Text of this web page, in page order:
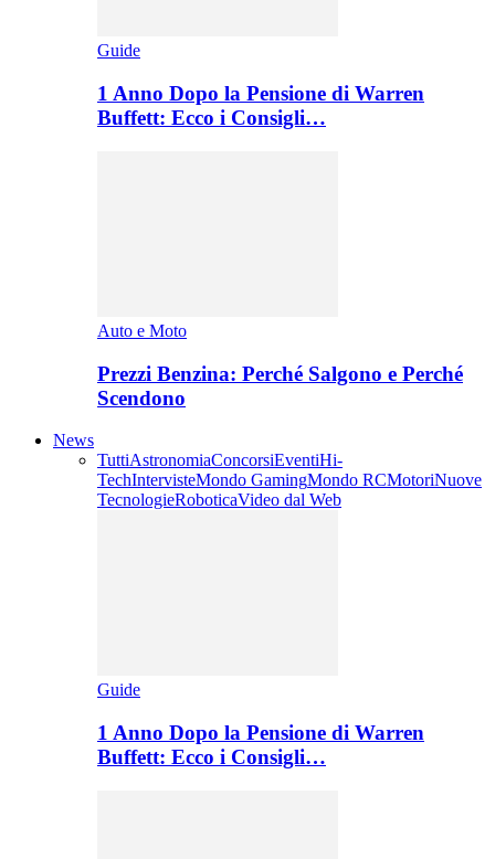
Guide
1 Anno Dopo la Pensione di Warren
Buffett: Ecco i Consigli…
Auto e Moto
Prezzi Benzina: Perché Salgono e Perché
Scendono
News
TuttiAstronomiaConcorsiEventiHi-
TechIntervisteMondo GamingMondo RCMotoriNuove
TecnologieRoboticaVideo dal Web
Guide
1 Anno Dopo la Pensione di Warren
Buffett: Ecco i Consigli…